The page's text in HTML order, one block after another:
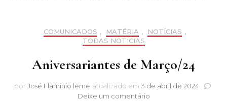
COMUNICADOS , MATÉRIA , NOTÍCIAS ,
TODAS NOTÍCIAS
Aniversariantes de Março/24
por José Flamínio leme atualizado em 3 de abril de 2024
Deixe um comentárioem